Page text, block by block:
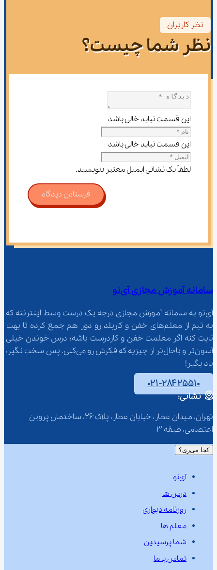
نظر کاربران
نظر شما چیست؟
این قسمت نباید خالی باشد
این قسمت نباید خالی باشد
لطفاً یک نشانی ایمیل معتبر بنویسید.
فرستادن دیدگاه
سامانه آموزش مجازی آی‌نو
آی‌نو یه سامانه آموزش مجازی درجه یک درست وسط اینترنته که
یه تیم از معلم‌‌های خفن و کاربلد رو دور هم جمع کرده تا بهت
ثابت کنه اگر معلمت خفن و کاردرست باشه؛ درس خوندن خیلی
آسون‌تر و باحال‌تر از چیزیه که فکرش رو می‌کنی. پس سخت نگیر،
یاد بگیر!
۰۲۱-۲۸۴۲۵۵۱۰
نشانی:
تهران، میدان عطار، خیابان عطار، پلاک 26، ساختمان پروین
اعتصامی، طبقه 3
کجا می‌ری؟
آی‌نو
درس ها
روزنامه دیواری
معلم ها
شما پرسیدین
تماس با ما